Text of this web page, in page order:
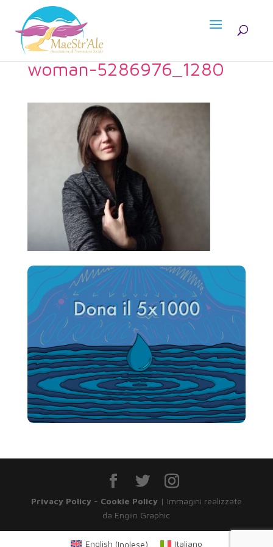
woman-5286976_1280
Privacy Policy- Cookie Policy| Immagini realizzate
da Engiin Graphic
English (Inglese) Italiano